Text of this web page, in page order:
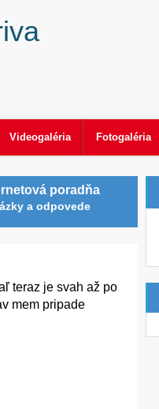
Videogaléria Fotogaléria
poradňa
a odpovede
teraz je svah až po
mem pripade